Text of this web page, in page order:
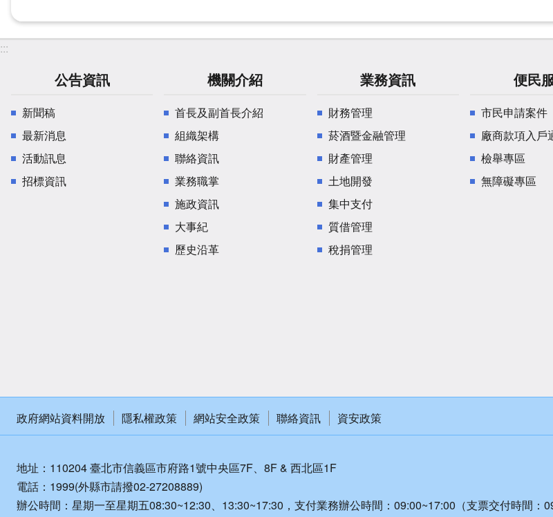
:::
公告資訊
新聞稿
最新消息
活動訊息
招標資訊
機關介紹
首長及副首長介紹
組織架構
聯絡資訊
業務職掌
施政資訊
大事紀
歷史沿革
業務資訊
財務管理
菸酒暨金融管理
財產管理
土地開發
集中支付
質借管理
稅捐管理
便民
市民申請案件
廠商款項入戶
檢舉專區
無障礙專區
政府網站資料開放 隱私權政策 網站安全政策 聯絡資訊 資安政策
地址：110204 臺北市信義區市府路1號中央區7F、8F & 西北區1F
電話：1999(外縣市請撥02-27208889)
辦公時間：星期一至星期五08:30~12:30、13:30~17:30，支付業務辦公時間：09:00~17:00（支票交付時間：